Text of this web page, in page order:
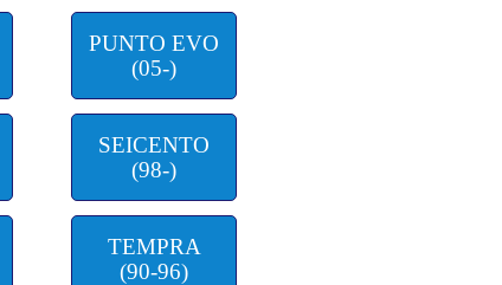
PUNTO EVO
(05-)
SEICENTO
(98-)
TEMPRA
(90-96)